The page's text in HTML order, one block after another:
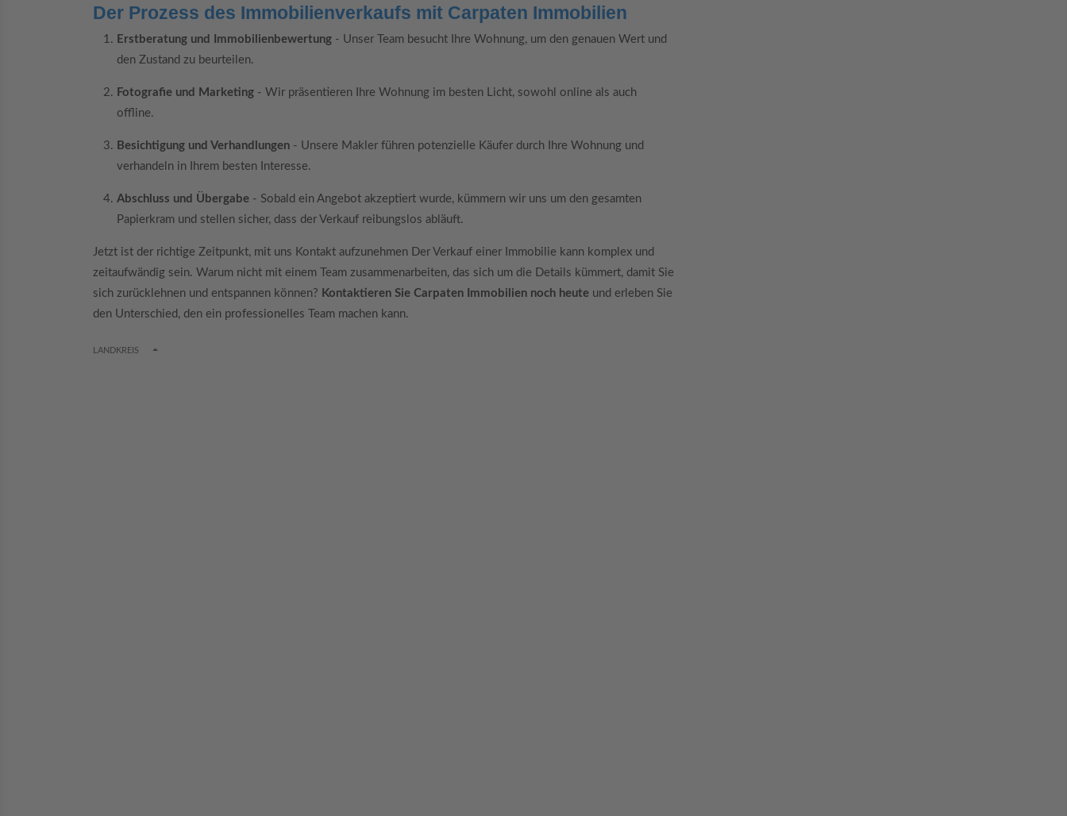
Der Prozess des Immobilienverkaufs mit Carpaten Immobilien
Erstberatung und Immobilienbewertung - Unser Team besucht Ihre Wohnung, um den genauen Wert und
den Zustand zu beurteilen.
Fotografie und Marketing - Wir präsentieren Ihre Wohnung im besten Licht, sowohl online als auch
offline.
Besichtigung und Verhandlungen - Unsere Makler führen potenzielle Käufer durch Ihre Wohnung und
verhandeln in Ihrem besten Interesse.
Abschluss und Übergabe - Sobald ein Angebot akzeptiert wurde, kümmern wir uns um den gesamten
Papierkram und stellen sicher, dass der Verkauf reibungslos abläuft.
Jetzt ist der richtige Zeitpunkt, mit uns Kontakt aufzunehmen Der Verkauf einer Immobilie kann komplex und
zeitaufwändig sein. Warum nicht mit einem Team zusammenarbeiten, das sich um die Details kümmert, damit Sie
sich zurücklehnen und entspannen können? Kontaktieren Sie Carpaten Immobilien noch heute und erleben Sie
den Unterschied, den ein professionelles Team machen kann.
LANDKREIS TOGGLE DROPDOWN